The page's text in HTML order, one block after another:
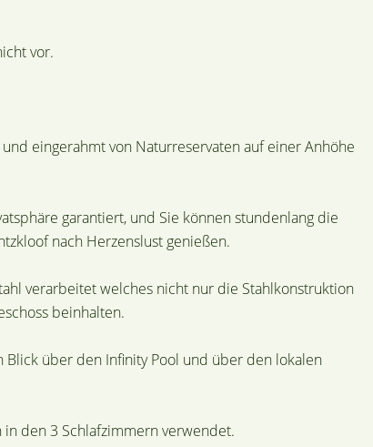
vor.
eingerahmt von Naturreservaten auf einer Anhöhe
garantiert, und Sie können stundenlang die
nach Herzenslust genießen.
verarbeitet welches nicht nur die Stahlkonstruktion
beinhalten.
Blick über den Infinity Pool und über den lokalen
den 3 Schlafzimmern verwendet.